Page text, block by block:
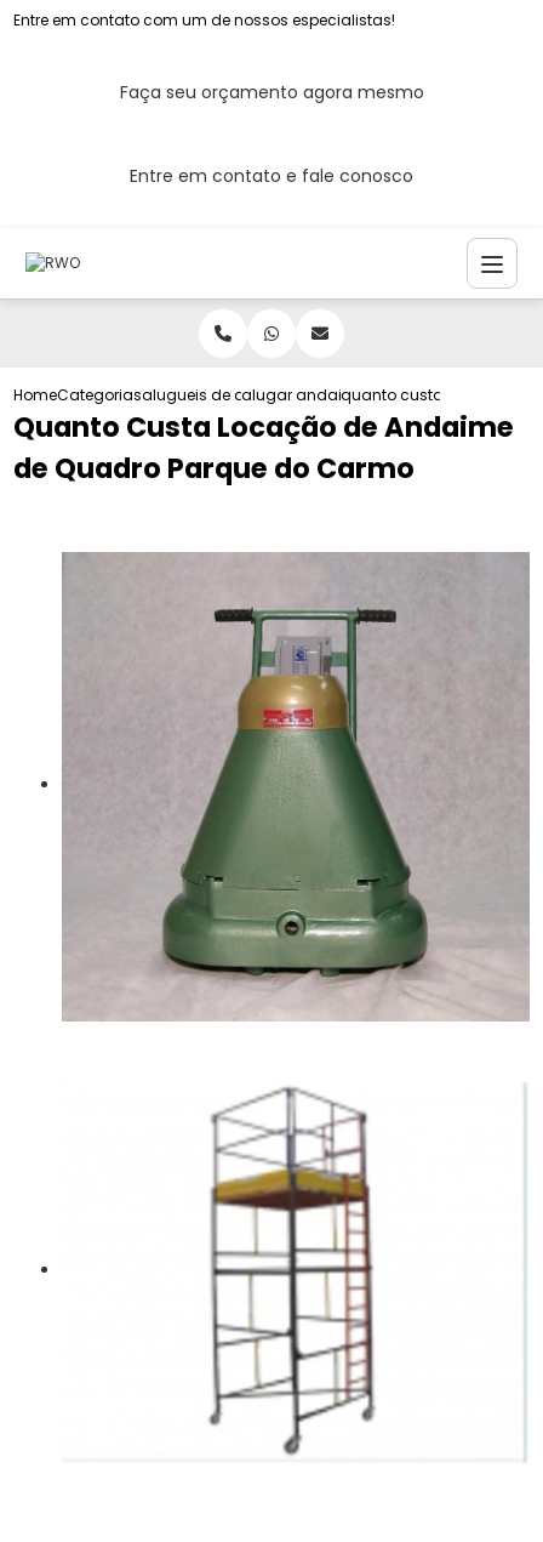
Entre em contato com um de nossos especialistas!
Faça seu orçamento agora mesmo
Entre em contato e fale conosco
HomeCategoriasalugueis de andaimesalugar andaime tubularquanto custa locacao de
Quanto Custa Locação de Andaime
de Quadro Parque do Carmo